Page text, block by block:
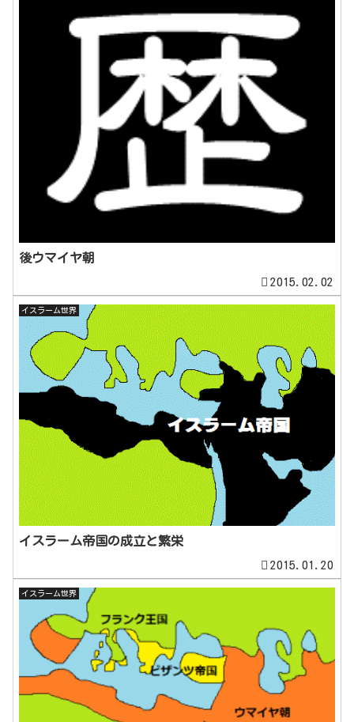
後ウマイヤ朝
2015.02.02
イスラーム世界
イスラーム帝国の成立と繁栄
2015.01.20
イスラーム世界